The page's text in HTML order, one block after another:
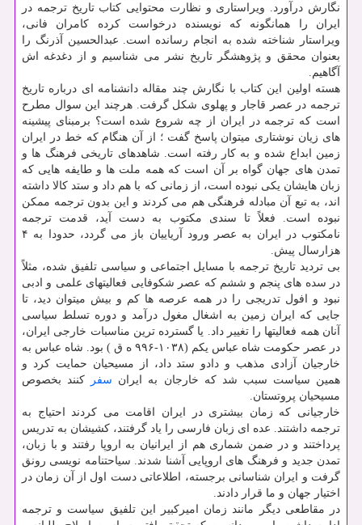
نگارش درآورد. ویراستاری و نظارت محتوایی کتاب تاریخ ترجمه در
ایران را همانگونه که نویسنده درخواست کرده کامران فانی،
ویراستار شناخته شده به انجام رسانده است. عبدالحسین آذرنگ را
بعنوان محقق و پژوهشگر تاریخ نشر می شناسیم و از دغدغه اش
آگاهیم.
هسته اولین این کتاب با نگارش چند مقاله دانشنامه ای درباره تاریخ
ترجمه در عصر قاجار و پهلوی شکل گرفت. هرچند این سوال مطرح
است که ترجمه در ایران از چه شروع شده است؟ برمبنای پیشینه
های زیان نوشتاری میتوان پاسخ گفت ؛ از آن هنگام که خط در ایران
زمین ابداع شده و به کار رفته است. شاهدهای تاریخی فرهنگ ها و
تمدن های جهان گواه بر آن است که همه ملت ها و طایفه هایی که
زبان هایشان یکی نبوده است، از زمانی که با هم داد و ستد کالا داشته
اند، به تبع آن مبادله فرهنگی هم می کردند و این بدون ترجمه ممکن
نبوده است. فعلاً تا سندی مکتوب به دست آید، قدمت ترجمه
نامکتوب در ایران به عصر ورود آریاییان باز می گردد، حدودا به ۴
هزارسال پیش.
بی تردید تاریخ ترجمه با مسایل اجتماعی و سیاسی تلفیق شده، مثلاً
در سده های پنجم و ششم که عصر شکوفایی فعالیتهای علمی و ادبی
نبود و افول تدریجی را در همه عرصه ها کم و بیش میتوان دید، تا
جایی که ایران زمین به اشغال مغول درآمد و دوره تسلط سیاسی
آنان همه فعالیتها را تغییر داد. یا گسترده ترین مناسبات خارجی ایران،
در عصر حکومت شاه عباس یکم (۱۰۳۸-۹۹۶ ه ق ) بود. شاه عباس به
خارجیان آزادی مذهب و دادو ستد داد، از مسیحیان حمایت کرد و
همین سیاست سبب شد که خارجان به ایران سفر
کنند بخصوص
مسیحیان پروتستان.
خارجیانی که زمان بیشتری در ایران اقامت می کردند احتیاج به
ترجمه داشتند. عده ای زبان فارسی را یاد گرفتند، کشیشان به تدریس
پرداختند و در ضمن شماری هم از ایرانیان به اروپا رفتند و با زبان،
تمدن جدید و فرهنگ های اروپایی آشنا شدند. سیاحتنامه نویسی رونق
گرفت و ایران شناسانی برجسته، اطلاعاتی دست اول از آن زمان در
اختیار جهان و ما قرار دادند.
در مقاطعی دیگر مانند زمان امیرکبیر این تلفیق سیاست و ترجمه